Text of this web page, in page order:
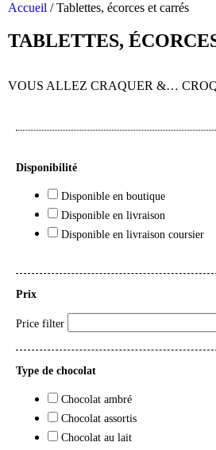
Accueil / Tablettes, écorces et carrés
TABLETTES,
VOUS ALLEZ CRAQUER &…
Disponibilité
Disponible en boutique
Disponible en livraison
Disponible en livraison coursier
Prix
Price filter
Type de chocolat
Chocolat ambré
Chocolat assortis
Chocolat au lait